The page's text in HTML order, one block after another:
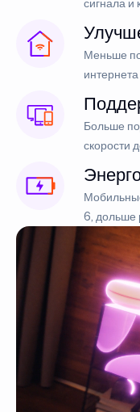
сигнала и
Меньше
Больше
скорости
6, дольше